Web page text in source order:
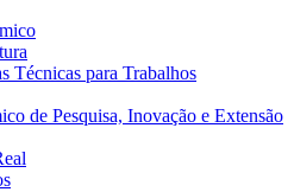
Técnicas para Trabalhos
de Pesquisa, Inovação e Extensão